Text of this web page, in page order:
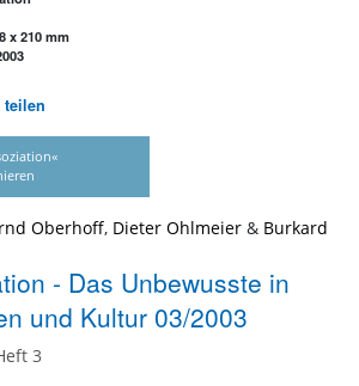
x 210 mm
teilen
Oberhoff, Dieter Ohlmeier & Burkard
- Das Unbewusste in
und Kultur 03/2003
3